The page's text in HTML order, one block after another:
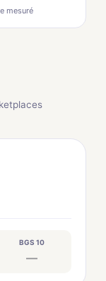
mesuré
BGS 10
—